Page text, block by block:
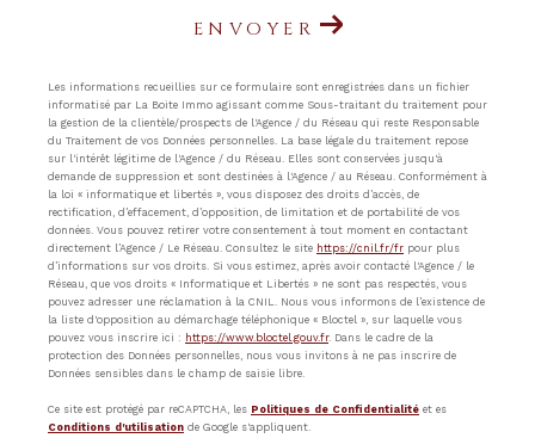
ENVOYER
Les informations recueillies sur ce formulaire sont enregistrées dans un fichier
informatisé par La Boite Immo agissant comme Sous-traitant du traitement pour
la gestion de la clientèle/prospects de l'Agence / du Réseau qui reste Responsable
du Traitement de vos Données personnelles. La base légale du traitement repose
sur l'intérêt légitime de l'Agence / du Réseau. Elles sont conservées jusqu'à
demande de suppression et sont destinées à l'Agence / au Réseau. Conformément à
la loi « informatique et libertés », vous disposez des droits d’accès, de
rectification, d’effacement, d’opposition, de limitation et de portabilité de vos
données. Vous pouvez retirer votre consentement à tout moment en contactant
directement l’Agence / Le Réseau. Consultez le site https://cnil.fr/fr pour plus
d’informations sur vos droits. Si vous estimez, après avoir contacté l'Agence / le
Réseau, que vos droits « Informatique et Libertés » ne sont pas respectés, vous
pouvez adresser une réclamation à la CNIL. Nous vous informons de l’existence de
la liste d'opposition au démarchage téléphonique « Bloctel », sur laquelle vous
pouvez vous inscrire ici : https://www.bloctel.gouv.fr. Dans le cadre de la
protection des Données personnelles, nous vous invitons à ne pas inscrire de
Données sensibles dans le champ de saisie libre.
Ce site est protégé par reCAPTCHA, les Politiques de Confidentialité et es
Conditions d'utilisation de Google s'appliquent.